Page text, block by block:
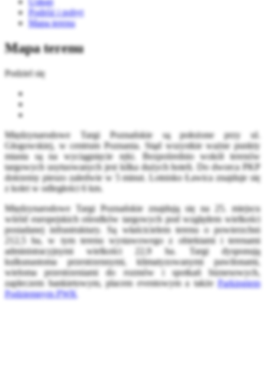
Podróż i pobyt
Mapa terenu
Mapa terenu
Podziel się
Międzynarodowe Targi Poznańskie są położone przy ul.
Głogowskiej, w centrum Poznania. Stąd wszystkie ważne punkty
miasta są na wyciągnięcie ręki. Bezpośrednio wokół terenów
targowych usytuowanych jest kilka dużych hoteli. Do dworca PKP
dotrzemy pieszo zaledwie w 5 minut. Lotnisko Ławica znajduje się
z kolei w odległości 6 km.
Międzynarodowe Targi Poznańskie znajdują się na 25. miejscu
wśród europejskich ośrodków targowych pod względem wielkości
posiadanej infrastruktury. Są właścicielem terenu o powierzchni
212,5 ha, w tym terenu wystawowego z obiektami i terenami
administracyjnymi wielkości 22,9 ha. Targi dysponują
kulkunastoma przestrzennymi, klimatyzowanymi pawilonami,
wieloma przestrzeniami do rozmów i spotkań biznesowych,
zapleczem bankietowym, placem eventowym a także Parkingiem
Podziemnym PWK